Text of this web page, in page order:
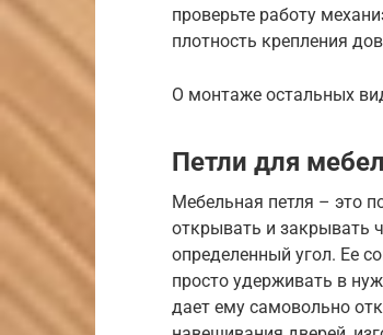
проверьте работу
плотность крепления
О монтаже остальных
Петли для
Мебельная петля – это
открывать и закрывать
определенный угол. Ее
просто удерживать в
дает ему самовольно